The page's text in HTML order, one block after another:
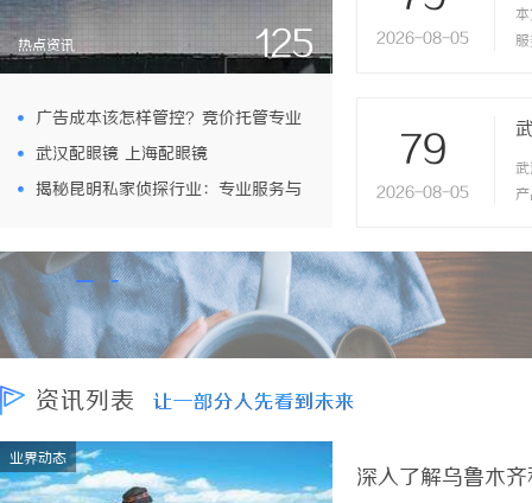
解如何选择专业可靠的私家侦探提供精准的信
息调查服务。
热点资讯 125
广告成本该怎样管控？竞价托管专业
服务商俐麸科技
武汉配眼镜 上海配眼镜
揭秘昆明私家侦探行业：专业服务与
2026-08-05
79
2026-08-05
资讯列表 让一部分人先看到未来
让一部分人先看到未来
业界动态
深入了解乌鲁木